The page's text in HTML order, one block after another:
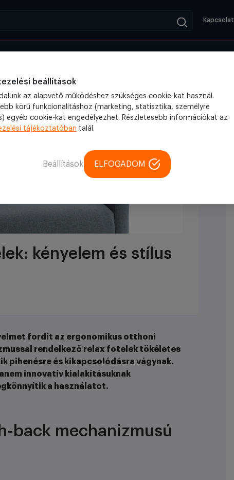
Kapcsolat
és stílus egyetlen mozdulattal
kényelem és stílus
fordít az ergonomikus otthoni
rendelkező relax fotelek tökéletes
pihenésre és kikapcsolódásra vágynak.
innovatív kialakításuknak
a használatot.
back mechanizmusú
beállítások
az alapvető működéshez szükséges cookie-kat használ.
körű funkcionalitáshoz (marketing, statisztika, személyre
egyéb cookie-kat engedélyezhet. Részletesebb információkat az
tájékoztatóban talál.
Beállítások ELFOGADOM